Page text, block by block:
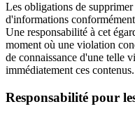
Les obligations de
d'informations
Une responsabilité à cet
moment où une violation
de connaissance d'une telle
immédiatement ces contenus.
Responsabilité pour